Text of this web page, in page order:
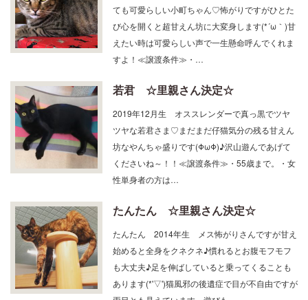
び心を開くと超甘えん坊に大変身します(*´ω｀)甘
えたい時は可愛らしい声で一生懸命呼んでくれま
すよ！≪譲渡条件≫・…
2019年12月生 オススレンダーで真っ黒でツヤ
ツヤな若君さま♡まだまだ仔猫気分の残る甘えん
坊なやんちゃ盛りです(ΦωΦ)♪沢山遊んであげて
くださいね～！！≪譲渡条件≫・55歳まで。・女
性単身者の方は…
たんたん 2014年生 メス怖がりさんですが甘え
始めると全身をクネクネ♪慣れるとお腹モフモフ
も大丈夫♪足を伸ばしていると乗ってくることも
あります(*'▽')猫風邪の後遺症で目が不自由ですが
両目とも見えています。遊びも…